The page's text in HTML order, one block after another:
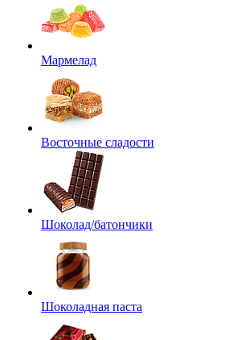
Мармелад
Восточные сладости
Шоколад/батончики
Шоколадная паста